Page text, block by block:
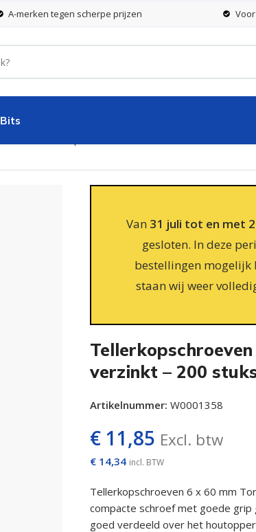
A-merken tegen scherpe prijzen
Bits
Van 31 juli tot en met
gesloten. In deze
bestellingen mogelijk
staan wij weer
verzinkt – 200
Artikelnummer: W0001358
€ 11,85 Excl. btw
€ 14,34 incl. BTW
Tellerkopschroeven 6 x 60 mm
compacte schroef met goede
goed verdeeld over het